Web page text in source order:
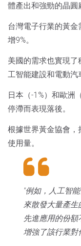
體產出和強勁的晶圓
台灣電子行業的黃
增9%。
美國的需求也實現了
工智能建設和電動汽
日本（-1%）和歐洲
停滯而表現落後。
根據世界黃金協會
使用量。
"例如，人工智
來散發大量產生
先進應用的份
增強了該行業對